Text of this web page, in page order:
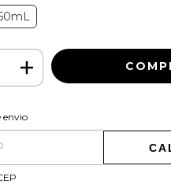
CEP:
envio